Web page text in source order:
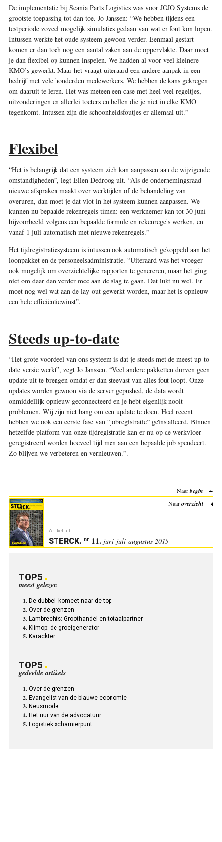
De implementatie bij Scania Parts Logistics was voor JOJO Systems de
grootste toepassing tot dan toe. Jo Janssen: “We hebben tijdens een
testperiode zoveel mogelijk simulaties gedaan van wat er fout kon lopen.
Intussen werkte het oude systeem gewoon verder. Eenmaal gestart
komen er dan toch nog een aantal zaken aan de oppervlakte. Daar moet
je dan flexibel op kunnen inspelen. We hadden al voor veel kleinere
KMO’s gewerkt. Maar het vraagt uiteraard een andere aanpak in een
bedrijf met vele honderden medewerkers. We hebben de kans gekregen
om daaruit te leren. Het was meteen een case met heel veel regeltjes,
uitzonderingen en allerlei toeters en bellen die je niet in elke KMO
tegenkomt. Intussen zijn die schoonheidsfoutjes er allemaal uit.”
Flexibel
“Het is belangrijk dat een systeem zich kan aanpassen aan de wijzigende
omstandigheden”, legt Ellen Dedroog uit. “Als de ondernemingsraad
nieuwe afspraken maakt over werktijden of de behandeling van
overuren, dan moet je dat vlot in het systeem kunnen aanpassen. We
kunnen nu bepaalde rekenregels timen: een werknemer kan tot 30 juni
bijvoorbeeld volgens een bepaalde formule en rekenregels werken, en
vanaf 1 juli automatisch met nieuwe rekenregels.”
Het tijdregistratiesysteem is intussen ook automatisch gekoppeld aan het
loonpakket en de personeelsadministratie. “Uiteraard was het vroeger
ook mogelijk om overzichtelijke rapporten te genereren, maar het ging
niet om daar dan verder mee aan de slag te gaan. Dat lukt nu wel. Er
moet nog wel wat aan de lay-out gewerkt worden, maar het is opnieuw
een hele efficiëntiewinst”.
Steeds up-to-date
“Het grote voordeel van ons systeem is dat je steeds met de meest up-to-
date versie werkt”, zegt Jo Janssen. “Veel andere pakketten durven geen
update uit te brengen omdat er dan steevast van alles fout loopt. Onze
updates worden gewoon via de server gepushed, de data wordt
onmiddellijk opnieuw geconnecteerd en je hebt eigenlijk nooit
problemen. Wij zijn niet bang om een update te doen. Heel recent
hebben we ook een eerste fase van “jobregistratie” geïnstalleerd. Binnen
hetzelfde platform van onze tijdregistratie kan er nu op de werkvloer
geregistreerd worden hoeveel tijd men aan een bepaalde job spendeert.
Zo blijven we verbeteren en vernieuwen.”.
Naarbegin
Naaroverzicht
Artikel uit:
STERCK. nr11. juni-juli-augustus 2015
TOP5
meest gelezen
De dubbel: komeet naar de top
Over de grenzen
Lambrechts: Groothandel en totaalpartner
Klimop: de groeigenerator
Karackter
TOP5
gedeelde artikels
Over de grenzen
Evangelist van de blauwe economie
Neusmode
Het uur van de advocatuur
Logistiek scharnierpunt